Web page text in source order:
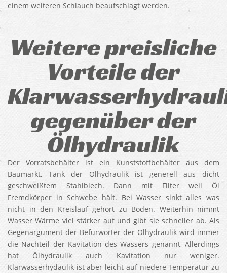
einem weiteren Schlauch beaufschlagt werden.
Weitere preisliche
Vorteile der
gegenüber der
Ölhydraulik
Der Vorratsbehälter ist ein Kunststoffbehälter aus dem
Baumarkt, Tank der Ölhydraulik ist generell aus dicht
geschweißtem Stahlblech. Dann mit Filter weil Öl
Fremdkörper in Schwebe hält. Bei Wasser sinkt alles was
nicht in den Kreislauf gehört zu Boden. Weiterhin nimmt
Wasser Wärme viel stärker auf und gibt sie schneller ab. Als
Gegenargument der Befürworter der Ölhydraulik wird immer
die Nachteil der Kavitation des Wassers genannt, Allerdings
hat Ölhydraulik auch Kavitation nur weniger.
Klarwasserhydaulik ist aber leicht auf niedere Temperatur zu